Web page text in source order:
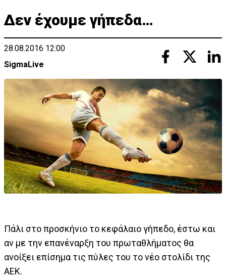
Δεν έχουμε γήπεδα…
28.08.2016 12:00
SigmaLive
Πάλι στο προσκήνιο το κεφάλαιο γήπεδο, έστω και
αν με την επανέναρξη του πρωταθλήματος θα
ανοίξει επίσημα τις πύλες του το νέο στολίδι της
ΑΕΚ.